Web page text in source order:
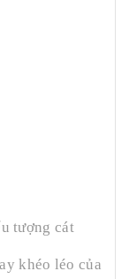
tượng cát
khéo léo của